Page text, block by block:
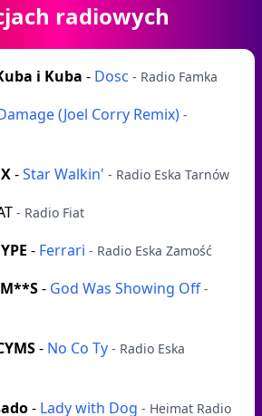
radiowych
i Kuba - Dosc - Radio Famka
(Joel Corry Remix) -
-Star Walkin' - Radio Eska Tarnów
- Radio Fiat
- Ferrari - Radio Eska Zamość
- God Was Showing Off-
- No Co Ty - Radio Eska
- Lady with Dog - Heimat Radio